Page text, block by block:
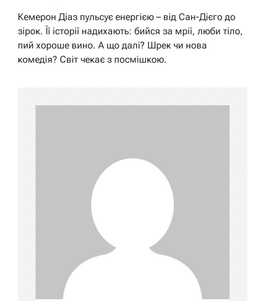
Кемерон Діаз пульсує енергією – від Сан-Дієго до
зірок. Її історії надихають: бийся за мрії, люби тіло,
пий хороше вино. А що далі? Шрек чи нова
комедія? Світ чекає з посмішкою.